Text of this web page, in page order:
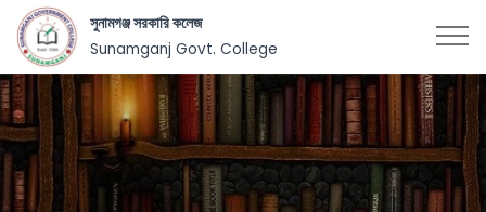
সুনামগঞ্জ সরকারি কলেজ
Sunamganj Govt. College